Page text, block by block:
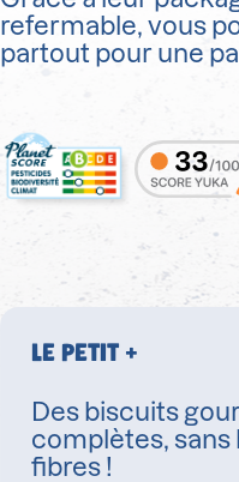
refermable, vous
partout pour une
LE PETIT +
Des biscuits
complètes, sans
fibres !